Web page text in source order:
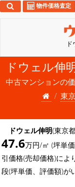
物件価格査定
ドウェル伸
中古マンションの
東
ドウェル伸明(東京
47.6万円/㎡ (坪単
引価格(売却価格)によ
段(坪単価、評価額)が